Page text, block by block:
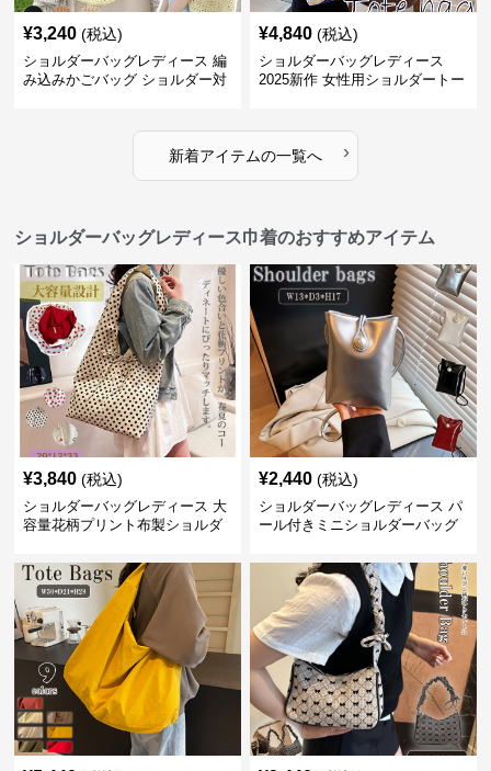
¥3,240 (税込)
ショルダーバッグレディース 編
み込みかごバッグ ショルダー対
¥4,840 (税込)
ショルダーバッグレディース
2025新作 女性用ショルダートー
新着アイテムの一覧へ ›
ショルダーバッグレディース巾着のおすすめアイテム
¥3,840 (税込)
ショルダーバッグレディース 大
容量花柄プリント布製ショルダ
¥2,440 (税込)
ショルダーバッグレディース パ
ール付きミニショルダーバッグ